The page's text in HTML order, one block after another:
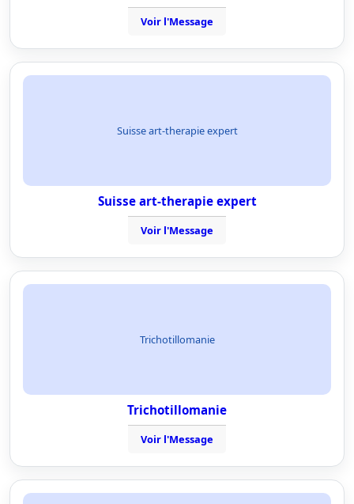
Voir l'Message
Suisse art-therapie expert
Suisse art-therapie expert
Voir l'Message
Trichotillomanie
Trichotillomanie
Voir l'Message